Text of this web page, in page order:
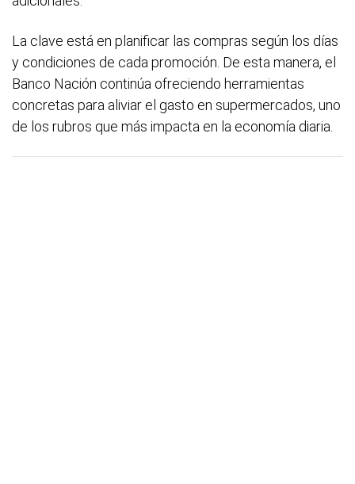
La clave está en planificar las compras según los días
y condiciones de cada promoción. De esta manera, el
Banco Nación continúa ofreciendo herramientas
concretas para aliviar el gasto en supermercados, uno
de los rubros que más impacta en la economía diaria.